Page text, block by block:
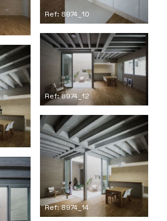
Ref: 8974_10
Ref: 8974_12
Ref: 8974_14